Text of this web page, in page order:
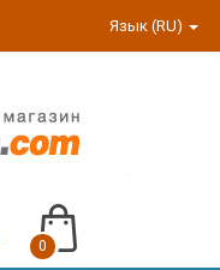
Язык (RU)
0